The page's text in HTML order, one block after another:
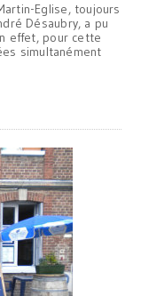
Eglise, toujours
Désaubry, a pu
effet, pour cette
simultanément